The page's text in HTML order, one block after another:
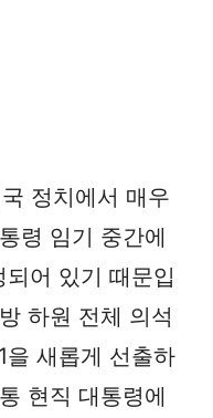
정치에서 매우
령 임기 중간에
어 있기 때문입
하원 전체 의석
새롭게 선출하
현직 대통령에